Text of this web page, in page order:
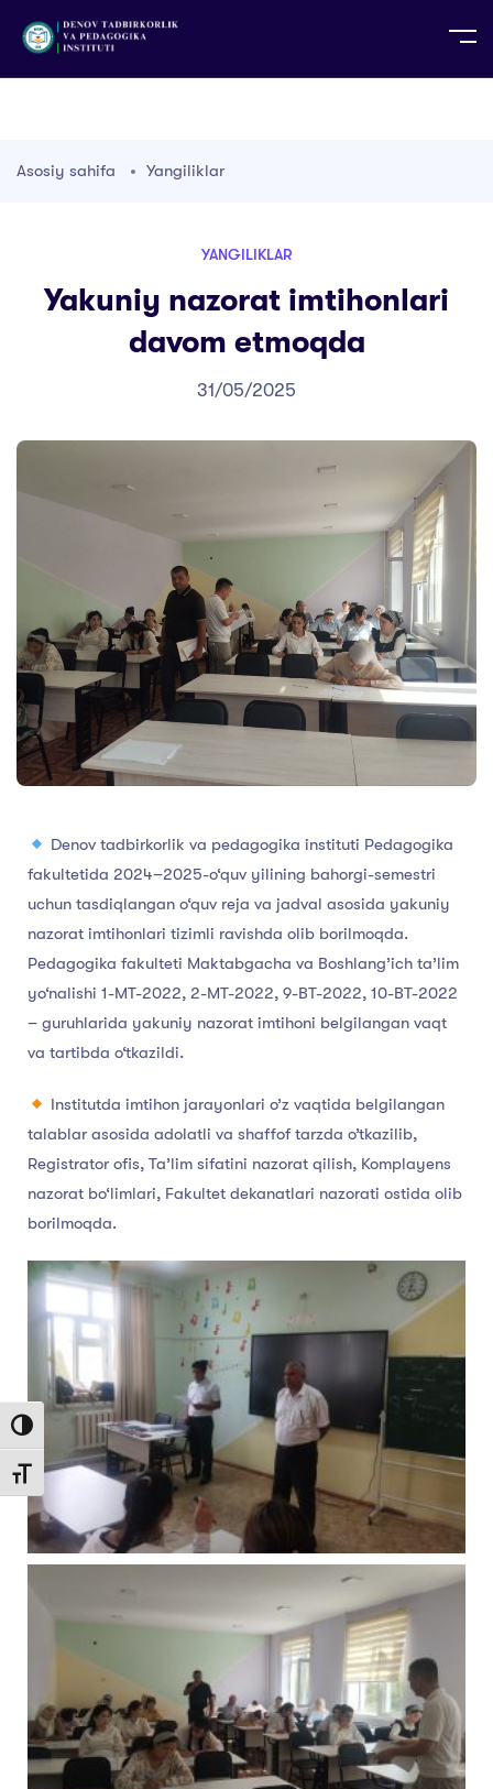
Toggle High Contrast
Toggle Font size
TG TR
Asosiy sahifa Yangiliklar
YANGILIKLAR
Yakuniy nazorat imtihonlari
davom etmoqda
31/05/2025
Denov tadbirkorlik va pedagogika instituti Pedagogika
fakultetida 2024–2025-o‘quv yilining bahorgi-semestri
uchun tasdiqlangan o‘quv reja va jadval asosida yakuniy
nazorat imtihonlari tizimli ravishda olib borilmoqda.
Pedagogika fakulteti Maktabgacha va Boshlang’ich ta’lim
yo‘nalishi 1-MT-2022, 2-MT-2022, 9-BT-2022, 10-BT-2022
– guruhlarida yakuniy nazorat imtihoni belgilangan vaqt
va tartibda o‘tkazildi.
Institutda imtihon jarayonlari o’z vaqtida belgilangan
talablar asosida adolatli va shaffof tarzda o’tkazilib,
Registrator ofis, Ta’lim sifatini nazorat qilish, Komplayens
nazorat bo‘limlari, Fakultet dekanatlari nazorati ostida olib
borilmoqda.